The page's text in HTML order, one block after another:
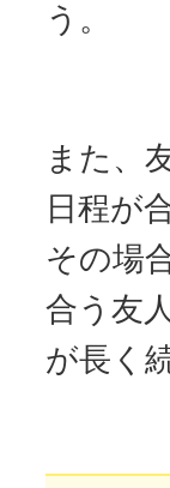
う。
また、
日程が
その場
合う友
が長く